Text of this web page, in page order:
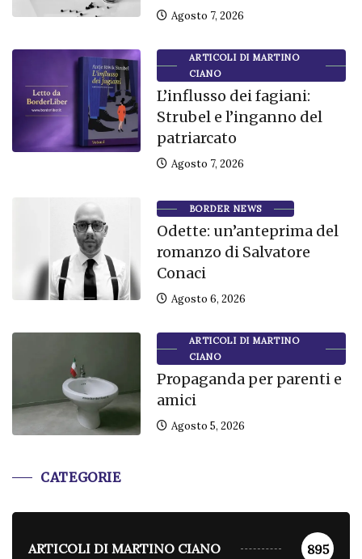
Agosto 7, 2026
ARTICOLI DI MARTINO
CIANO
L’influsso dei fagiani:
Strubel e l’inganno del
patriarcato
Agosto 7, 2026
BORDER NEWS
Odette: un’anteprima del
romanzo di Salvatore
Conaci
Agosto 6, 2026
ARTICOLI DI MARTINO
CIANO
Propaganda per parenti e
amici
Agosto 5, 2026
CATEGORIE
ARTICOLI DI MARTINO CIANO 895